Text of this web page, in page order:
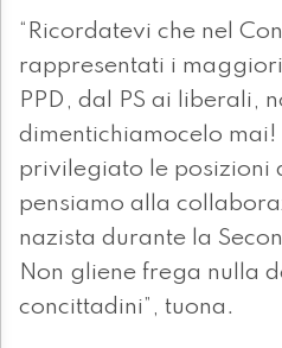
“Ricordatevi che nel
rappresentati i
PPD, dal PS ai liberali,
dimentichiamocelo
privilegiato le posizioni
pensiamo alla
nazista durante la
Non gliene frega nulla
concittadini”, tuona.